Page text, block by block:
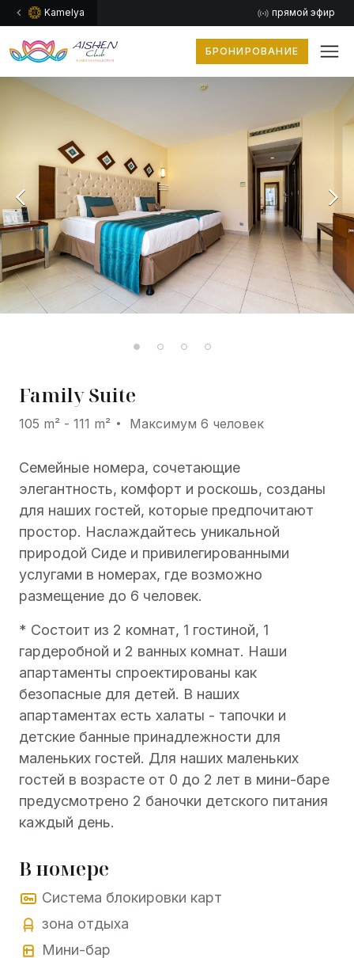
Kamelya прямой эфир
БРОНИРОВАНИЕ
Family Suite
105 m² - 111 m² Максимум 6 человек
Семейные номера, сочетающие
элегантность, комфорт и роскошь, созданы
для наших гостей, которые предпочитают
простор. Наслаждайтесь уникальной
природой Сиде и привилегированными
услугами в номерах, где возможно
размещение до 6 человек.
* Состоит из 2 комнат, 1 гостиной, 1
гардеробной и 2 ванных комнат. Наши
апартаменты спроектированы как
безопасные для детей. В наших
апартаментах есть халаты - тапочки и
детские банные принадлежности для
маленьких гостей. Для наших маленьких
гостей в возрасте от 0 до 2 лет в мини-баре
предусмотрено 2 баночки детского питания
каждый день.
В номере
Система блокировки карт
зона отдыха
Мини-бар